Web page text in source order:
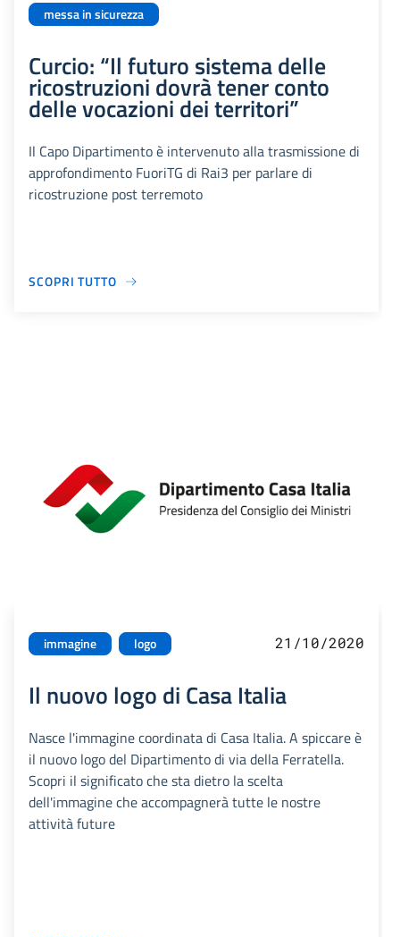
messa in sicurezza
Curcio: “Il futuro sistema delle
ricostruzioni dovrà tener conto
delle vocazioni dei territori”
Il Capo Dipartimento è intervenuto alla trasmissione di
approfondimento FuoriTG di Rai3 per parlare di
ricostruzione post terremoto
SCOPRI TUTTO
immagine logo 21/10/2020
Il nuovo logo di Casa Italia
Nasce l'immagine coordinata di Casa Italia. A spiccare è
il nuovo logo del Dipartimento di via della Ferratella.
Scopri il significato che sta dietro la scelta
dell'immagine che accompagnerà tutte le nostre
attività future